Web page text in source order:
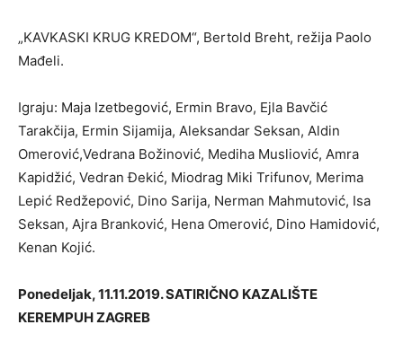
„KAVKASKI KRUG KREDOM“, Bertold Breht, režija Paolo
Mađeli.
Igraju: Maja Izetbegović, Ermin Bravo, Ejla Bavčić
Tarakčija, Ermin Sijamija, Aleksandar Seksan, Aldin
Omerović,Vedrana Božinović, Mediha Musliović, Amra
Kapidžić, Vedran Đekić, Miodrag Miki Trifunov, Merima
Lepić Redžepović, Dino Sarija, Nerman Mahmutović, Isa
Seksan, Ajra Branković, Hena Omerović, Dino Hamidović,
Kenan Kojić.
Ponedeljak, 11.11.2019. SATIRIČNO KAZALIŠTE
KEREMPUH ZAGREB